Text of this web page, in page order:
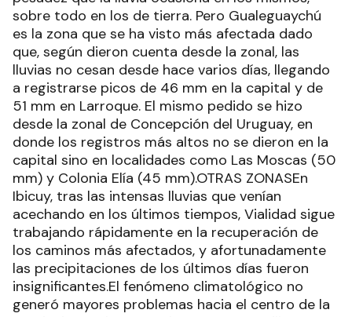
sobre todo en los de tierra. Pero Gualeguaychú
es la zona que se ha visto más afectada dado
que, según dieron cuenta desde la zonal, las
lluvias no cesan desde hace varios días, llegando
a registrarse picos de 46 mm en la capital y de
51 mm en Larroque. El mismo pedido se hizo
desde la zonal de Concepción del Uruguay, en
donde los registros más altos no se dieron en la
capital sino en localidades como Las Moscas (50
mm) y Colonia Elía (45 mm).OTRAS ZONASEn
Ibicuy, tras las intensas lluvias que venían
acechando en los últimos tiempos, Vialidad sigue
trabajando rápidamente en la recuperación de
los caminos más afectados, y afortunadamente
las precipitaciones de los últimos días fueron
insignificantes.El fenómeno climatológico no
generó mayores problemas hacia el centro de la